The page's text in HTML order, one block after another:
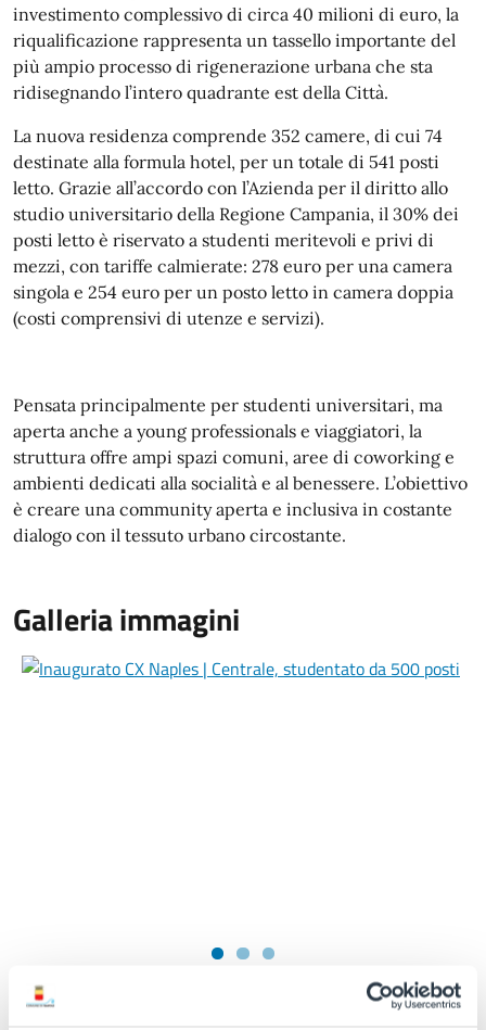
investimento complessivo di circa 40 milioni di euro, la
riqualificazione rappresenta un tassello importante del
più ampio processo di rigenerazione urbana che sta
ridisegnando l’intero quadrante est della Città.
La nuova residenza comprende 352 camere, di cui 74
destinate alla formula hotel, per un totale di 541 posti
letto. Grazie all’accordo con l’Azienda per il diritto allo
studio universitario della Regione Campania, il 30% dei
posti letto è riservato a studenti meritevoli e privi di
mezzi, con tariffe calmierate: 278 euro per una camera
singola e 254 euro per un posto letto in camera doppia
(costi comprensivi di utenze e servizi).
Pensata principalmente per studenti universitari, ma
aperta anche a young professionals e viaggiatori, la
struttura offre ampi spazi comuni, aree di coworking e
ambienti dedicati alla socialità e al benessere. L’obiettivo
è creare una community aperta e inclusiva in costante
dialogo con il tessuto urbano circostante.
Galleria immagini